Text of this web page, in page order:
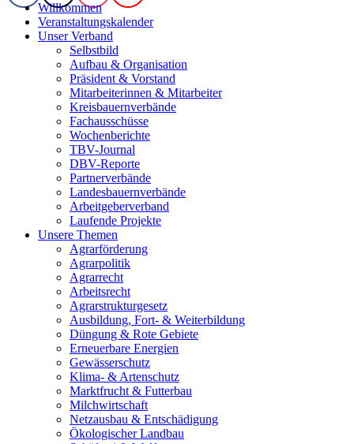
Willkommen
Veranstaltungskalender
Unser Verband
Selbstbild
Aufbau & Organisation
Präsident & Vorstand
Mitarbeiterinnen & Mitarbeiter
Kreisbauernverbände
Fachausschüsse
Wochenberichte
TBV-Journal
DBV-Reporte
Partnerverbände
Landesbauernverbände
Arbeitgeberverband
Laufende Projekte
Unsere Themen
Agrarförderung
Agrarpolitik
Agrarrecht
Arbeitsrecht
Agrarstrukturgesetz
Ausbildung, Fort- & Weiterbildung
Düngung & Rote Gebiete
Erneuerbare Energien
Gewässerschutz
Klima- & Artenschutz
Marktfrucht & Futterbau
Milchwirtschaft
Netzausbau & Entschädigung
Ökologischer Landbau